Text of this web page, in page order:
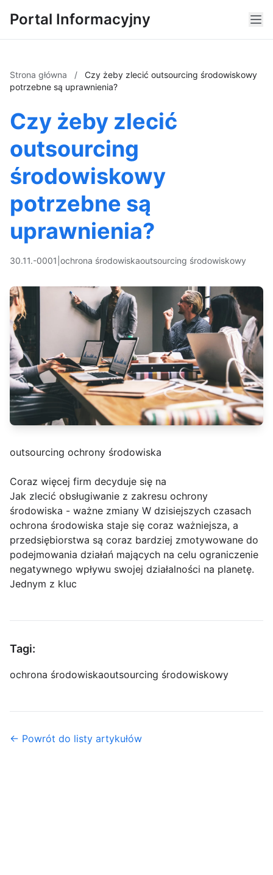
Portal Informacyjny
Strona główna /
Czy żeby zlecić outsourcing środowiskowy
potrzebne są uprawnienia?
Czy żeby zlecić
outsourcing
środowiskowy
potrzebne są
uprawnienia?
30.11.-0001 ochrona środowiskaoutsourcing środowiskowy
outsourcing ochrony środowiska
Coraz więcej firm decyduje się na
Jak zlecić obsługiwanie z zakresu ochrony
środowiska - ważne zmiany W dzisiejszych czasach
ochrona środowiska staje się coraz ważniejsza, a
przedsiębiorstwa są coraz bardziej zmotywowane do
podejmowania działań mających na celu ograniczenie
negatywnego wpływu swojej działalności na planetę.
Jednym z kluc
Tagi:
ochrona środowiskaoutsourcing środowiskowy
← Powrót do listy artykułów